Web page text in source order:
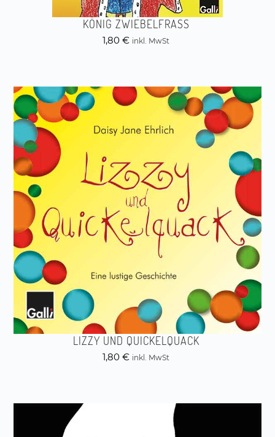
KÖNIG ZWIEBELFRASS
1,80 € inkl. MwSt
LIZZY UND QUICKELQUACK
1,80 € inkl. MwSt